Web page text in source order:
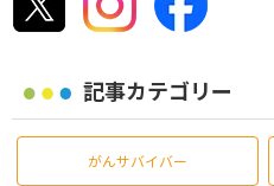
記事カテゴリー
がんサバイバー